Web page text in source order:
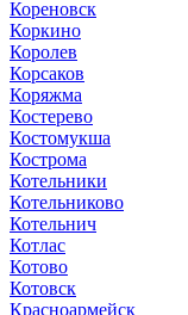
Кореновск
Коркино
Королев
Корсаков
Коряжма
Костерево
Костомукша
Кострома
Котельники
Котельниково
Котельнич
Котлас
Котово
Котовск
Красноармейск